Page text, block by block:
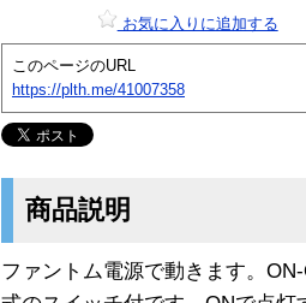
お気に入りに追加する
このページのURL
https://plth.me/41007358
商品説明
ファントム電源で動きます。